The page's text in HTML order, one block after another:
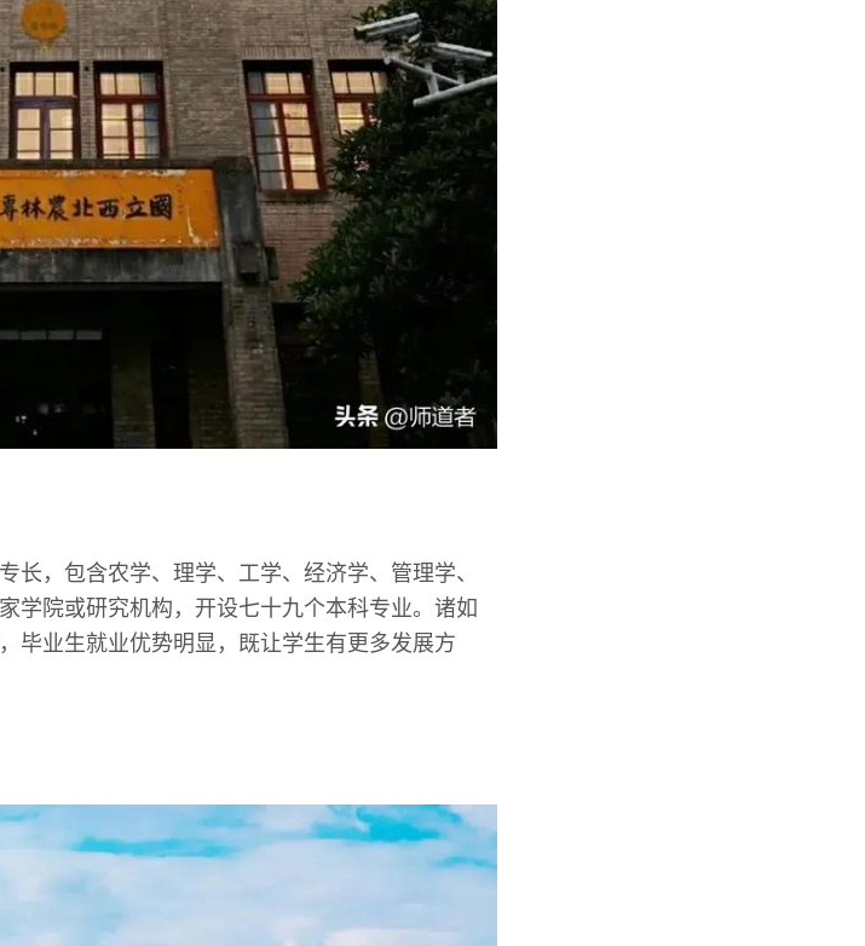
长，包含农学、理学、工学、经济学、管理学、
学院或研究机构，开设七十九个本科专业。诸如
毕业生就业优势明显，既让学生有更多发展方